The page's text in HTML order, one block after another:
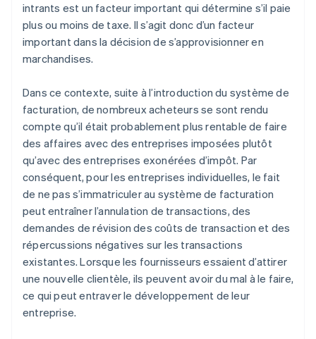
intrants est un facteur important qui détermine s’il paie
plus ou moins de taxe. Il s’agit donc d’un facteur
important dans la décision de s’approvisionner en
marchandises.
Dans ce contexte, suite à l’introduction du système de
facturation, de nombreux acheteurs se sont rendu
compte qu’il était probablement plus rentable de faire
des affaires avec des entreprises imposées plutôt
qu’avec des entreprises exonérées d’impôt. Par
conséquent, pour les entreprises individuelles, le fait
de ne pas s’immatriculer au système de facturation
peut entraîner l’annulation de transactions, des
demandes de révision des coûts de transaction et des
répercussions négatives sur les transactions
existantes. Lorsque les fournisseurs essaient d’attirer
une nouvelle clientèle, ils peuvent avoir du mal à le faire,
ce qui peut entraver le développement de leur
entreprise.